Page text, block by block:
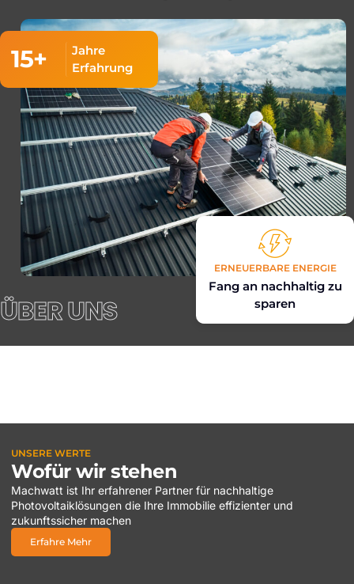
ERNEUERBARE ENERGIE
Fang an nachhaltig zu
sparen
ÜBER UNS
15+
Jahre
Erfahrung
UNSERE WERTE
Wofür wir stehen
Machwatt ist Ihr erfahrener Partner für nachhaltige
Photovoltaiklösungen die Ihre Immobilie effizienter und
zukunftssicher machen
Erfahre Mehr